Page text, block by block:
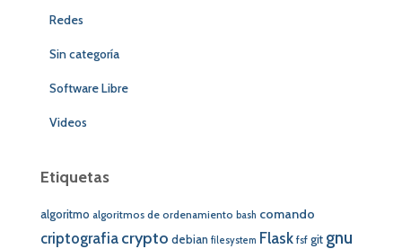
Redes
Sin categoría
Software Libre
Videos
Etiquetas
algoritmo algoritmos de ordenamiento bash comando
criptografia crypto debian filesystem Flask fsf git gnu